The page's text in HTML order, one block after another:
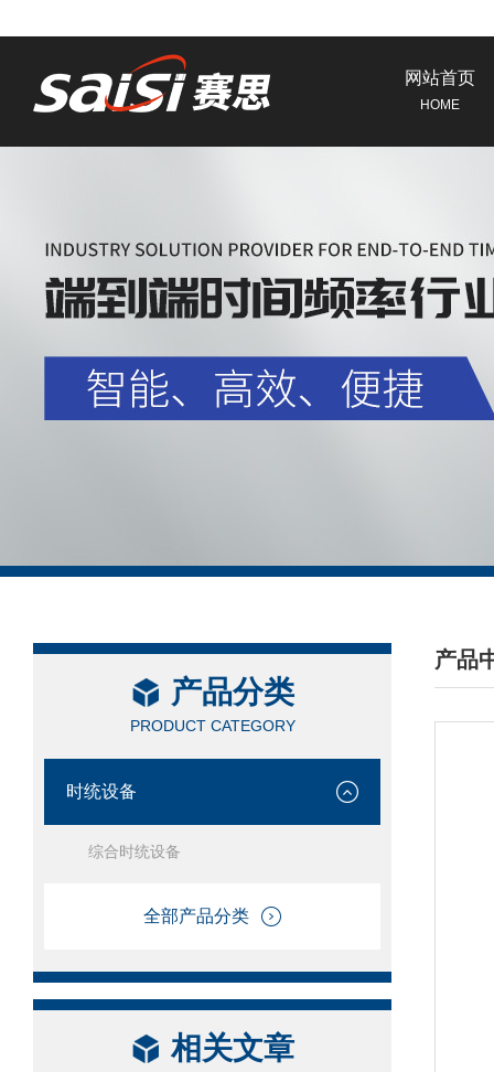
网站首页
HOME
产品分类
PRODUCT CATEGORY
时统设备
综合时统设备
全部产品分类
相关文章
产品
/